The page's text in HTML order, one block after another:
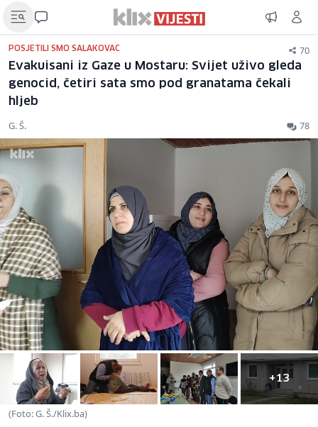
POSJETILI SMO SALAKOVAC 70
Evakuisani iz Gaze u Mostaru: Svijet uživo gleda
genocid, četiri sata smo pod granatama čekali
hljeb
G. Š. 78
+13
(Foto: G. Š./Klix.ba)